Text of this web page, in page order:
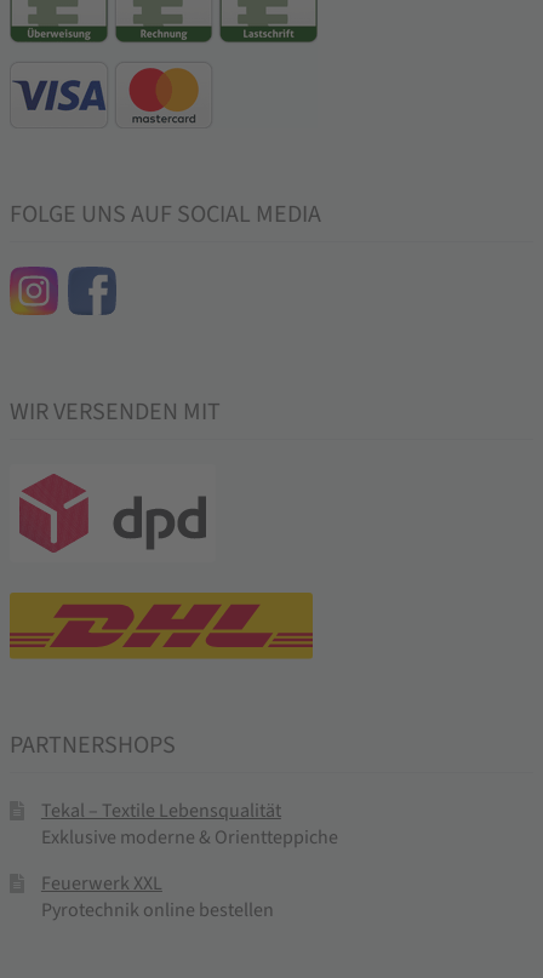
FOLGE UNS AUF SOCIAL MEDIA
WIR VERSENDEN MIT
PARTNERSHOPS
Tekal – Textile Lebensqualität
Exklusive moderne & Orientteppiche
Feuerwerk XXL
Pyrotechnik online bestellen